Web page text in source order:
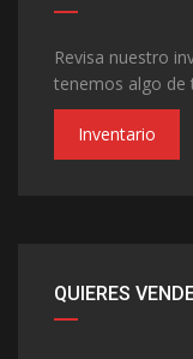
Revisa nuestro
tenemos algo de
Inventario
QUIERES